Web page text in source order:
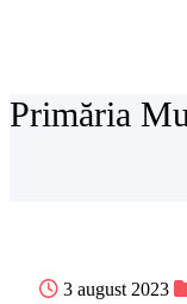
Primăria
3 august 2023